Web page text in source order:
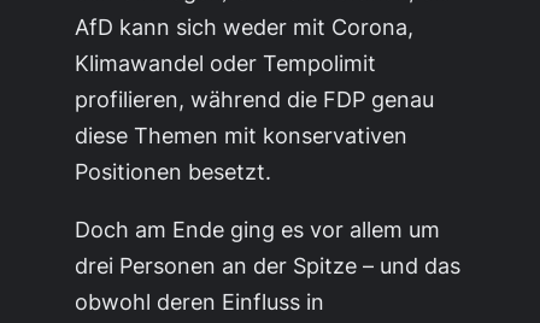
AfD kann sich weder mit Corona,
Klimawandel oder Tempolimit
profilieren, während die FDP genau
diese Themen mit konservativen
Positionen besetzt.
Doch am Ende ging es vor allem um
drei Personen an der Spitze – und das
obwohl deren Einfluss in